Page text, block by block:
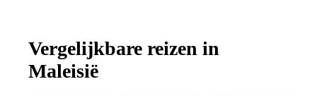
Vergelijkbare reizen in
Maleisië